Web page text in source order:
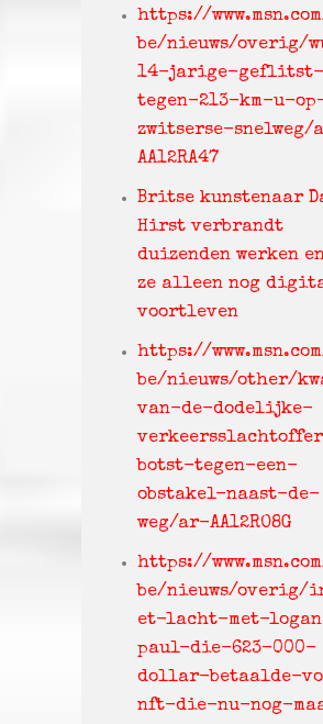
https://
be/nieuws/overig/
14-jarige-geflitst-
tegen-213-km-u-
zwitserse-snelweg/
AA12RA47
Britse kunstenaar
Hirst verbrandt
duizenden werken
ze alleen nog
voortleven
https://
be/nieuws/other/
van-de-dodelijke-
botst-tegen-een-
obstakel-naast-de-
weg/ar-AA12RO8G
https://
be/nieuws/overig/
et-lacht-met-
paul-die-623-000-
dollar-betaalde-
nft-die-nu-nog-